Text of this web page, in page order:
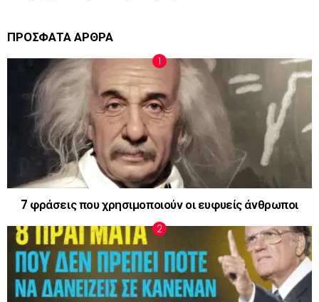
ΠΡΟΣΦΑΤΑ ΑΡΘΡΑ
7 φράσεις που χρησιμοποιούν οι ευφυείς άνθρωποι